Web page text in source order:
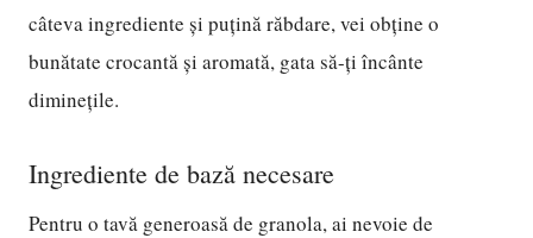
câteva ingrediente și puțină răbdare, vei obține o
bunătate crocantă și aromată, gata să-ți încânte
diminețile.
Ingrediente de bază necesare
Pentru o tavă generoasă de granola, ai nevoie de